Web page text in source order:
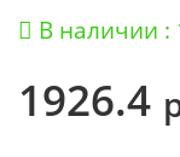
В наличии :
1926.4